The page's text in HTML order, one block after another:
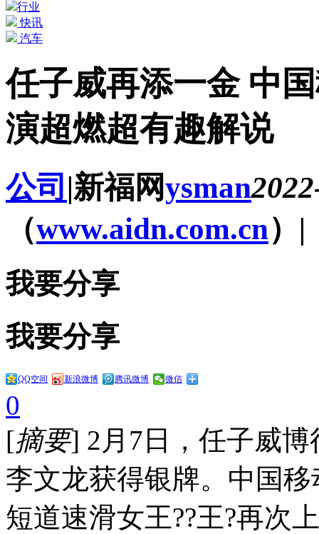
行业
快讯
汽车
任子威再添一金 中
演超燃超有趣解说
公司 |新福网ysman
（www.aidn.com.cn） |
我要分享
我要分享
QQ空间 新浪微博 腾讯微博 微信
0
[摘要] 2月7日，任子威
李文龙获得银牌。中国
短道速滑女王??王?再次